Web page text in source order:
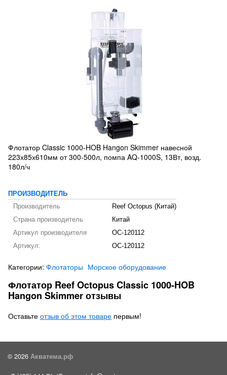
Флотатор Classic 1000-HOB Hangon Skimmer навесной
223х85х610мм от 300-500л, помпа AQ-1000S, 13Вт, возд.
180л/ч
ПРОИЗВОДИТЕЛЬ
Производитель
Reef Octopus (Китай)
Страна производитель
Китай
Артикул производителя
OC-120112
Артикул:
OC-120112
Категории: Флотаторы Морское оборудование
Флотатор Reef Octopus Classic 1000-HOB
Hangon Skimmer отзывы
Оставьте отзыв об этом товаре первым!
© 2026 Акватема.рф